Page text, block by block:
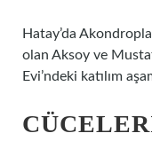
Hatay’da
olan Aksoy ve
Evi’ndeki katılım